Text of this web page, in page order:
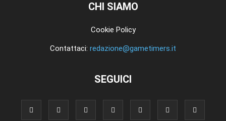
CHI SIAMO
Cookie Policy
Contattaci: redazione@gametimers.it
SEGUICI